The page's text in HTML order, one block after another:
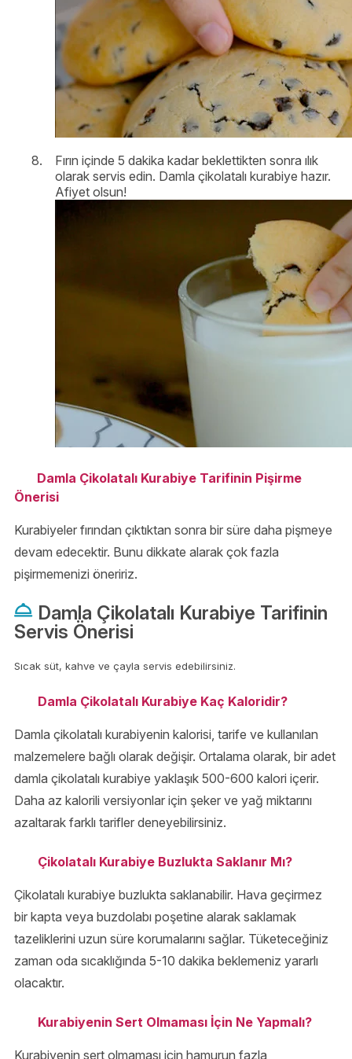
Fırın içinde 5 dakika kadar beklettikten sonra ılık
olarak servis edin. Damla çikolatalı kurabiye hazır.
Afiyet olsun!
Damla Çikolatalı Kurabiye Tarifinin Pişirme
Önerisi
Kurabiyeler fırından çıktıktan sonra bir süre daha pişmeye
devam edecektir. Bunu dikkate alarak çok fazla
pişirmemenizi öneririz.
Damla Çikolatalı Kurabiye Tarifinin
Servis Önerisi
Sıcak süt, kahve ve çayla servis edebilirsiniz.
Damla Çikolatalı Kurabiye Kaç Kaloridir?
Damla çikolatalı kurabiyenin kalorisi, tarife ve kullanılan
malzemelere bağlı olarak değişir. Ortalama olarak, bir adet
damla çikolatalı kurabiye yaklaşık 500-600 kalori içerir.
Daha az kalorili versiyonlar için şeker ve yağ miktarını
azaltarak farklı tarifler deneyebilirsiniz.
Çikolatalı Kurabiye Buzlukta Saklanır Mı?
Çikolatalı kurabiye buzlukta saklanabilir. Hava geçirmez
bir kapta veya buzdolabı poşetine alarak saklamak
tazeliklerini uzun süre korumalarını sağlar. Tüketeceğiniz
zaman oda sıcaklığında 5-10 dakika beklemeniz yararlı
olacaktır.
Kurabiyenin Sert Olmaması İçin Ne Yapmalı?
Kurabiyenin sert olmaması için hamurun fazla